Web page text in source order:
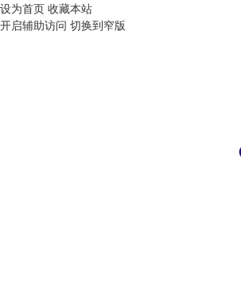
设为首页 收藏本站
开启辅助访问 切换到窄版